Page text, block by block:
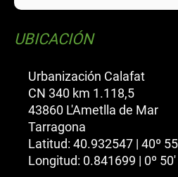
UBICACIÓN
Urbanización Calafat
CN 340 km 1.118,5
43860 L'Ametlla de Mar
Tarragona
Latitud: 40.932547 | 40º
Longitud: 0.841699 | 0º